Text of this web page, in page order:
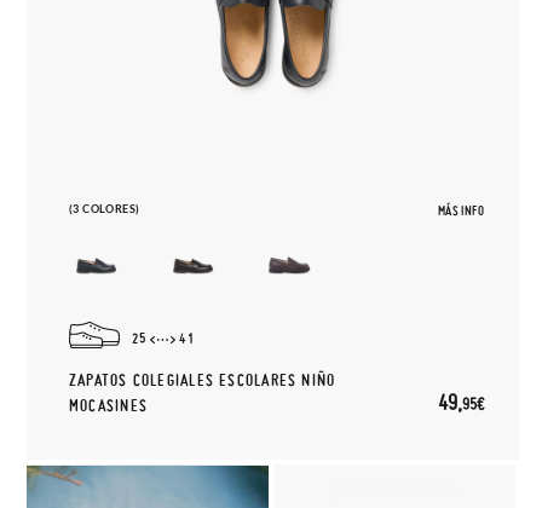
(3 COLORES) MÁS INFO
25 41
ZAPATOS COLEGIALES ESCOLARES NIÑO
MOCASINES
49,95€